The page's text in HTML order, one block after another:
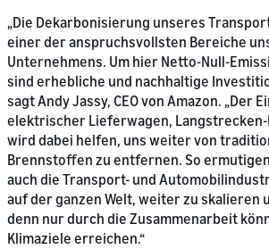
„Die Dekarbonisierung unseres
einer der anspruchsvollsten Bereiche
Unternehmens. Um hier Netto-Null-
sind erhebliche und nachhaltige
sagt Andy Jassy, CEO von Amazon. „Der
elektrischer Lieferwagen,
wird dabei helfen, uns weiter von
Brennstoffen zu entfernen. So
auch die Transport- und
auf der ganzen Welt, weiter zu skalieren
denn nur durch die Zusammenarbeit
Klimaziele erreichen.“